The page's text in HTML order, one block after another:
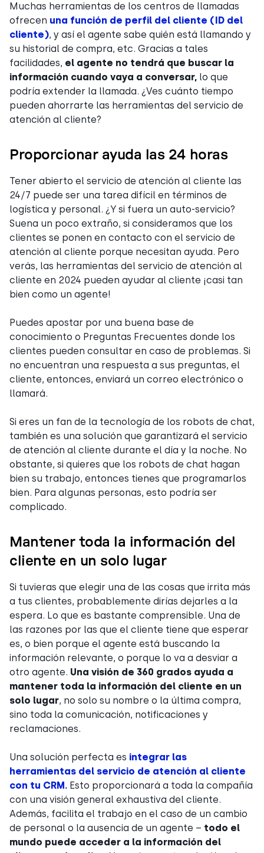
Muchas herramientas de los centros de llamadas
ofrecen una función de perfil del cliente (ID del
cliente), y así el agente sabe quién está llamando y
su historial de compra, etc. Gracias a tales
facilidades, el agente no tendrá que buscar la
información cuando vaya a conversar, lo que
podría extender la llamada. ¿Ves cuánto tiempo
pueden ahorrarte las herramientas del servicio de
atención al cliente?
Proporcionar ayuda las 24 horas
Tener abierto el servicio de atención al cliente las
24/7 puede ser una tarea difícil en términos de
logística y personal. ¿Y si fuera un auto-servicio?
Suena un poco extraño, si consideramos que los
clientes se ponen en contacto con el servicio de
atención al cliente porque necesitan ayuda. Pero
verás, las herramientas del servicio de atención al
cliente en 2024 pueden ayudar al cliente ¡casi tan
bien como un agente!
Puedes apostar por una buena base de
conocimiento o Preguntas Frecuentes donde los
clientes pueden consultar en caso de problemas. Si
no encuentran una respuesta a sus preguntas, el
cliente, entonces, enviará un correo electrónico o
llamará.
Si eres un fan de la tecnología de los robots de chat,
también es una solución que garantizará el servicio
de atención al cliente durante el día y la noche. No
obstante, si quieres que los robots de chat hagan
bien su trabajo, entonces tienes que programarlos
bien. Para algunas personas, esto podría ser
complicado.
Mantener toda la información del
cliente en un solo lugar
Si tuvieras que elegir una de las cosas que irrita más
a tus clientes, probablemente dirías dejarles a la
espera. Lo que es bastante comprensible. Una de
las razones por las que el cliente tiene que esperar
es, o bien porque el agente está buscando la
información relevante, o porque lo va a desviar a
otro agente. Una visión de 360 grados ayuda a
mantener toda la información del cliente en un
solo lugar, no solo su nombre o la última compra,
sino toda la comunicación, notificaciones y
reclamaciones.
Una solución perfecta es integrar las
herramientas del servicio de atención al cliente
con tu CRM. Esto proporcionará a toda la compañía
con una visión general exhaustiva del cliente.
Además, facilita el trabajo en el caso de un cambio
de personal o la ausencia de un agente – todo el
mundo puede acceder a la información del